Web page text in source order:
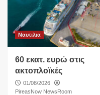
Ναυτιλια
60 εκατ. ευρώ στις
ακτοπλοϊκές
01/08/2026
PireasNow NewsRoom